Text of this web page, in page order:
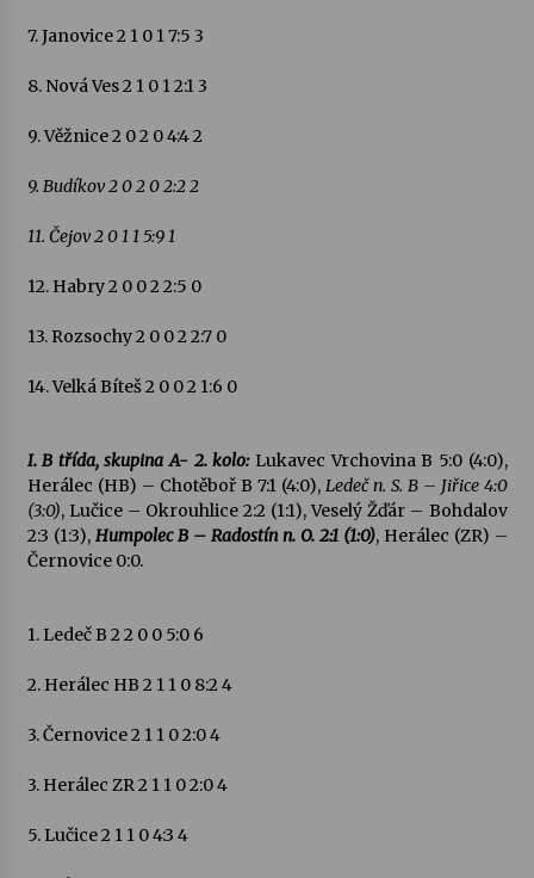
7. Janovice 2 1 0 1 7:5 3
8. Nová Ves 2 1 0 1 2:1 3
9. Věžnice 2 0 2 0 4:4 2
9. Budíkov 2 0 2 0 2:2 2
11. Čejov 2 0 1 1 5:9 1
12. Habry 2 0 0 2 2:5 0
13. Rozsochy 2 0 0 2 2:7 0
14. Velká Bíteš 2 0 0 2 1:6 0
I. B třída, skupina A- 2. kolo:Lukavec Vrchovina B 5:0 (4:0),
Herálec (HB) – Chotěboř B 7:1 (4:0), Ledeč n. S. B – Jiřice 4:0
(3:0), Lučice – Okrouhlice 2:2 (1:1), Veselý Žďár – Bohdalov
2:3 (1:3), Humpolec B – Radostín n. O. 2:1 (1:0), Herálec (ZR) –
Černovice 0:0.
1. Ledeč B 2 2 0 0 5:0 6
2. Herálec HB 2 1 1 0 8:2 4
3. Černovice 2 1 1 0 2:0 4
3. Herálec ZR 2 1 1 0 2:0 4
5. Lučice 2 1 1 0 4:3 4